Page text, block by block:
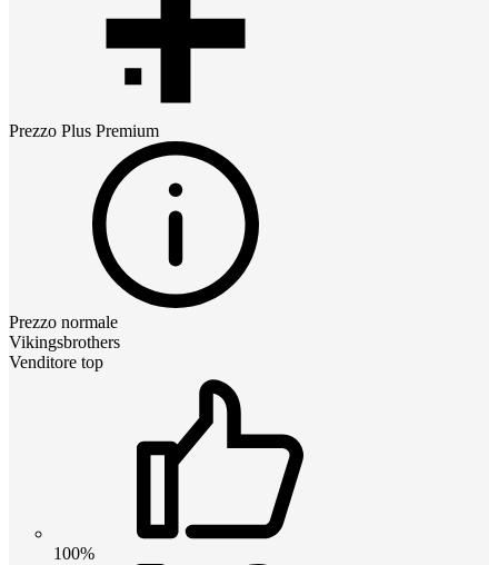
Prezzo Plus Premium
Prezzo normale
Vikingsbrothers
Venditore top
100%